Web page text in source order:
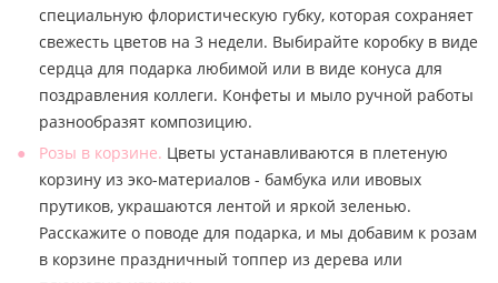
специальную флористическую губку, которая сохраняет
свежесть цветов на 3 недели. Выбирайте коробку в виде
сердца для подарка любимой или в виде конуса для
поздравления коллеги. Конфеты и мыло ручной работы
разнообразят композицию.
Розы в корзине. Цветы устанавливаются в плетеную
корзину из эко-материалов - бамбука или ивовых
прутиков, украшаются лентой и яркой зеленью.
Расскажите о поводе для подарка, и мы добавим к розам
в корзине праздничный топпер из дерева или